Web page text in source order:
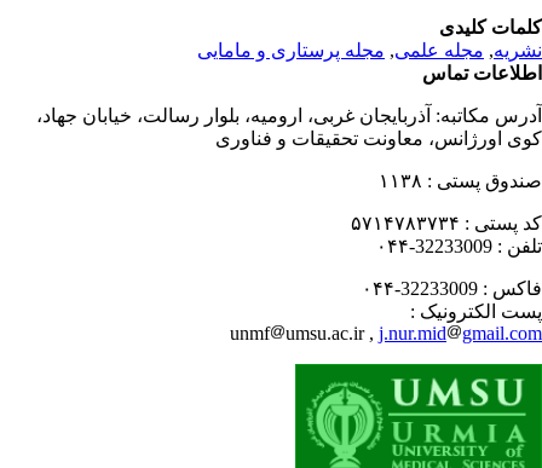
کلیدی
,مجله علمی, مجله پرستاری و مامایی
تماس
مکاتبه:آذربایجان غربی، ارومیه، بلوار رسالت، خیابان جهاد،
اورژانس، معاونت تحقیقات و فناوری
پستی : ۱۱۳۸
پستی : ۵۷۱۴۷۸۳۷۳۴
: 32233009-۰۴۴
: 32233009-۰۴۴
الکترونیک :
unmf
umsu.ac.ir ,j.nur.mid